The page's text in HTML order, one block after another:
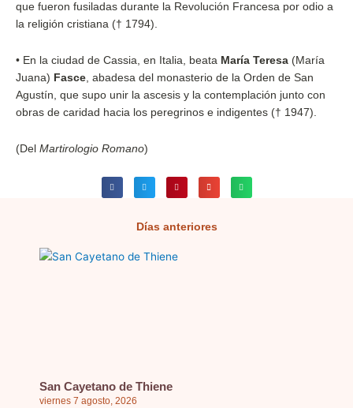
que fueron fusiladas durante la Revolución Francesa por odio a
la religión cristiana († 1794).
• En la ciudad de Cassia, en Italia, beata María Teresa (María
Juana) Fasce, abadesa del monasterio de la Orden de San
Agustín, que supo unir la ascesis y la contemplación junto con
obras de caridad hacia los peregrinos e indigentes († 1947).
(Del Martirologio Romano)
Días anteriores
San Cayetano de Thiene
viernes 7 agosto, 2026
Página
PáginaPágina